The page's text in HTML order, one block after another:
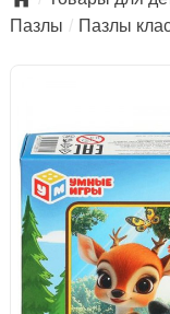
Пазлы
Пазлы